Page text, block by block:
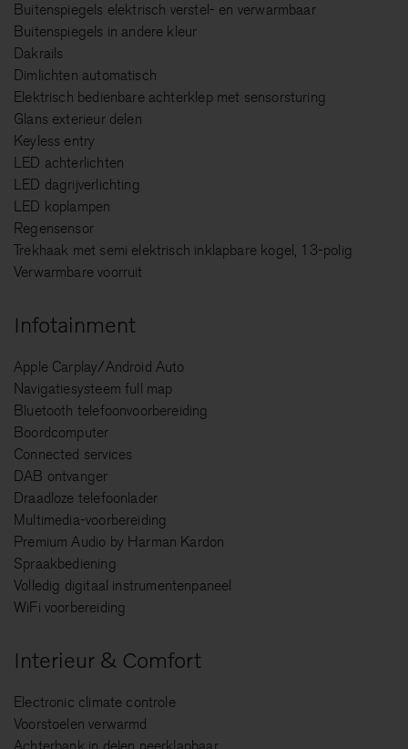
Buitenspiegels elektrisch verstel- en verwarmbaar
Buitenspiegels in andere kleur
Dakrails
Dimlichten automatisch
Elektrisch bedienbare achterklep met sensorsturing
Glans exterieur delen
Keyless entry
LED achterlichten
LED dagrijverlichting
LED koplampen
Regensensor
Trekhaak met semi elektrisch inklapbare kogel, 13-polig
Verwarmbare voorruit
Infotainment
Apple Carplay/Android Auto
Navigatiesysteem full map
Bluetooth telefoonvoorbereiding
Boordcomputer
Connected services
DAB ontvanger
Draadloze telefoonlader
Multimedia-voorbereiding
Premium Audio by Harman Kardon
Spraakbediening
Volledig digitaal instrumentenpaneel
WiFi voorbereiding
Interieur & Comfort
Electronic climate controle
Voorstoelen verwarmd